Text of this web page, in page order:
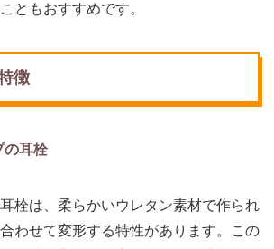
ともおすすめです。
徴
の耳栓
栓は、柔らかいウレタン素材で作られ
わせて変形する特性があります。この